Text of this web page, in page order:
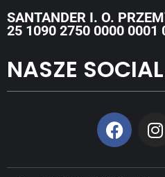
SANTANDER I. O.
25 1090 2750 0000 0001
NASZE